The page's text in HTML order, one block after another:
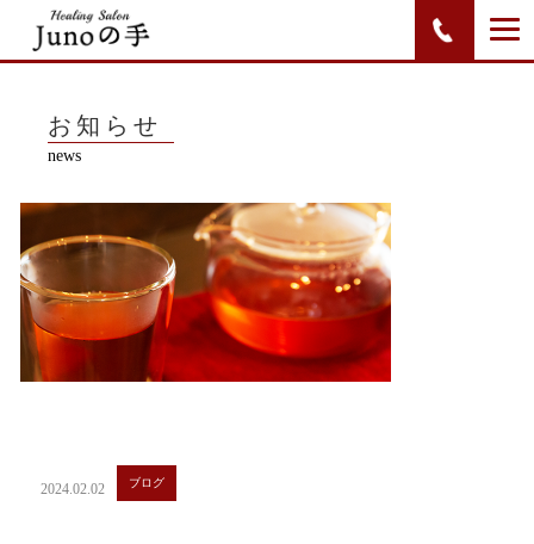
お知らせ
news
2024.02.02 ブログ